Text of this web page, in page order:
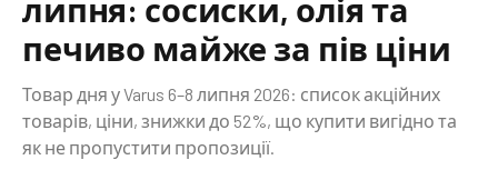
липня: сосиски, олія та
печиво майже за пів ціни
Товар дня у Varus 6–8 липня 2026: список акційних
товарів, ціни, знижки до 52%, що купити вигідно та
як не пропустити пропозиції.